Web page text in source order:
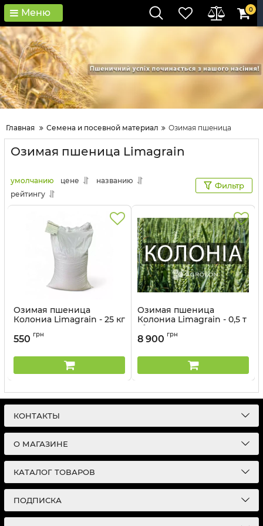
Меню 0
Главная Семена и посевной материал Озимая пшеница
Озимая пшеница Limagrain
умолчанию цене
названию
рейтингу
Фильтр
Озимая пшеница
Колониа Limagrain - 25 кг
550 грн
Озимая пшеница
Колониа Limagrain - 0,5 т
(бег)
Артикул: 2604171
8 900 грн
КОНТАКТЫ
О МАГАЗИНЕ
КАТАЛОГ ТОВАРОВ
ПОДПИСКА